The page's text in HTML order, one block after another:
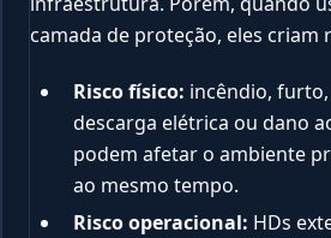
camada de proteção, eles criam
Risco físico: incêndio,
descarga elétrica ou dano
podem afetar o ambiente
ao mesmo tempo.
Risco operacional: HDs